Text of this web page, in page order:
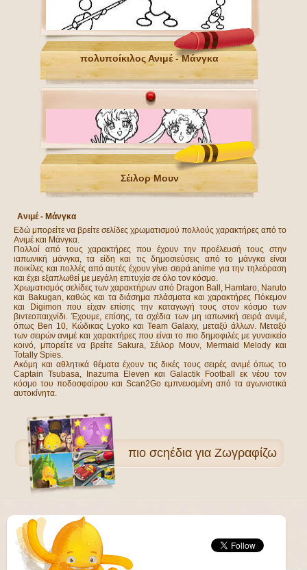
πολυποίκιλος Ανιμέ - Μάνγκα
Σέιλορ Μουν
Ανιμέ - Μάνγκα
Εδώ μπορείτε να βρείτε σελίδες χρωματισμού πολλούς χαρακτήρες από το
Ανιμέ και Μάνγκα.
Πολλοί από τους χαρακτήρες που έχουν την προέλευσή τους στην
ιαπωνική μάνγκα, τα είδη και τις δημοσιεύσεις από το μάνγκα είναι
ποικίλες και πολλές από αυτές έχουν γίνει σειρά anime για την τηλεόραση
και έχει εξαπλωθεί με μεγάλη επιτυχία σε όλο τον κόσμο.
Χρωματισμός σελίδες των χαρακτήρων από Dragon Ball, Hamtaro, Naruto
και Bakugan, καθώς και τα διάσημα πλάσματα και χαρακτήρες Πόκεμον
και Digimon που είχαν επίσης την καταγωγή τους στον κόσμο των
βιντεοπαιχνίδι. Έχουμε, επίσης, τα σχέδια των μη ιαπωνική σειρά ανιμέ,
όπως Ben 10, Κώδικας Lyoko και Team Galaxy, μεταξύ άλλων. Μεταξύ
των σειρών ανιμέ και χαρακτήρες που είναι το πιο δημοφιλές με γυναικείο
κοινό, μπορείτε να βρείτε Sakura, Σέιλορ Μουν, Mermaid Melody και
Totally Spies.
Ακόμη και αθλητικά θέματα έχουν τις δικές τους σειρές ανιμέ όπως το
Captain Tsubasa, Inazuma Eleven και Galactik Football εκ νέου τον
κόσμο του ποδοσφαίρου και Scan2Go εμπνευσμένη από τα αγωνιστικά
αυτοκίνητα.
πιοσcηέδια για Ζωγραφίζω